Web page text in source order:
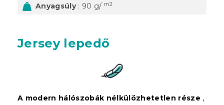
Anyagsúly: 90 g/ m2
Jersey lepedő
A modern hálószobák nélkülözhetetlen része ,